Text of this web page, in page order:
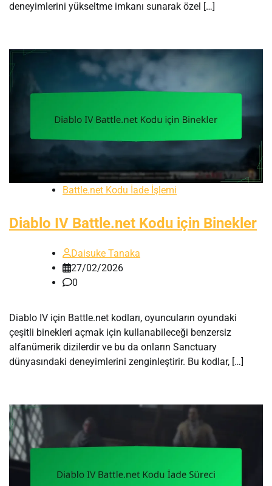
deneyimlerini yükseltme imkanı sunarak özel […]
Battle.net Kodu İade İşlemi
Diablo IV Battle.net Kodu için Binekler
Daisuke Tanaka
27/02/2026
0
Diablo IV için Battle.net kodları, oyuncuların oyundaki
çeşitli binekleri açmak için kullanabileceği benzersiz
alfanümerik dizilerdir ve bu da onların Sanctuary
dünyasındaki deneyimlerini zenginleştirir. Bu kodlar, […]